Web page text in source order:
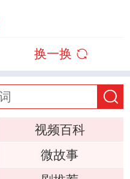
换一换
视频百科
微故事